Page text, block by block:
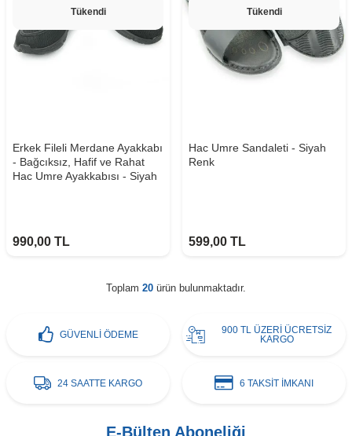
Tükendi
Erkek Fileli Merdane Ayakkabı
- Bağcıksız, Hafif ve Rahat
Hac Umre Ayakkabısı - Siyah
990,00 TL
Tükendi
Hac Umre Sandaleti - Siyah
Renk
599,00 TL
Toplam 20 ürün bulunmaktadır.
GÜVENLİ ÖDEME
900 TL ÜZERİ ÜCRETSİZ
KARGO
24 SAATTE KARGO 6 TAKSİT İMKANI
E-Bülten Aboneliği